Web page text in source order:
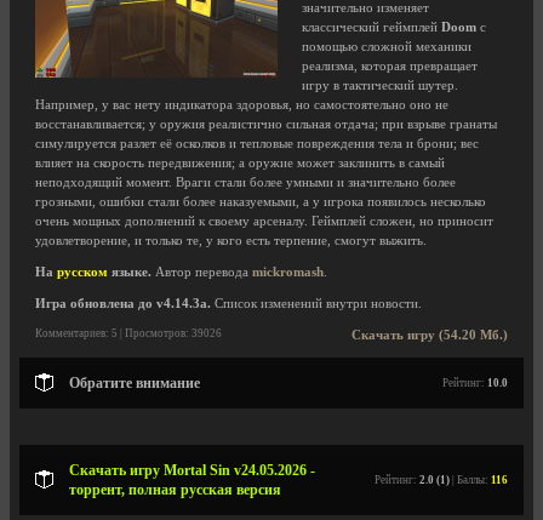
значительно изменяет
классический геймплей Doom с
помощью сложной механики
реализма, которая превращает
игру в тактический шутер.
Например, у вас нету индикатора здоровья, но самостоятельно оно не
восстанавливается; у оружия реалистично сильная отдача; при взрыве гранаты
симулируется разлет её осколков и тепловые повреждения тела и брони; вес
влияет на скорость передвижения; а оружие может заклинить в самый
неподходящий момент. Враги стали более умными и значительно более
грозными, ошибки стали более наказуемыми, а у игрока появилось несколько
очень мощных дополнений к своему арсеналу. Геймплей сложен, но приносит
удовлетворение, и только те, у кого есть терпение, смогут выжить.
На русском языке. Автор перевода mickromash
Игра обновлена до v4.14.3a. Список изменений внутри новости.
Скачать игру (54.20 Мб.)
Комментариев: 5 | Просмотров: 39026
Обратите внимание Рейтинг: 10.0
Скачать игру Mortal Sin v24.05.2026 -
торрент, полная русская версия
Рейтинг: 2.0 (1) | Баллы: 116